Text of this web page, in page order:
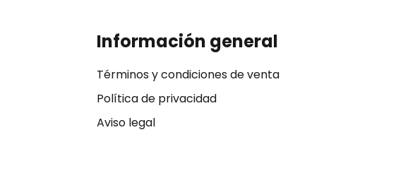
Información general
Términos y condiciones de venta
Política de privacidad
Aviso legal